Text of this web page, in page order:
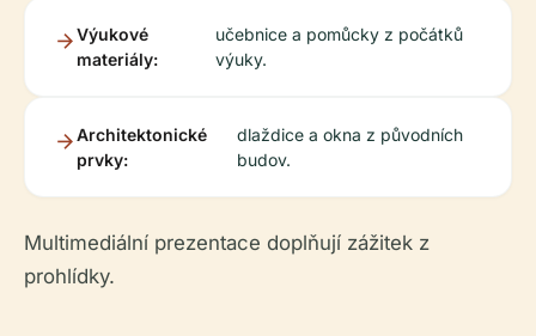
Výukové
materiály:
učebnice a pomůcky z počátků
výuky.
Architektonické
prvky:
dlaždice a okna z původních
budov.
Multimediální prezentace doplňují zážitek z
prohlídky.